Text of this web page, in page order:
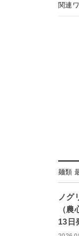
関連
麺類
ノグ
（
13日